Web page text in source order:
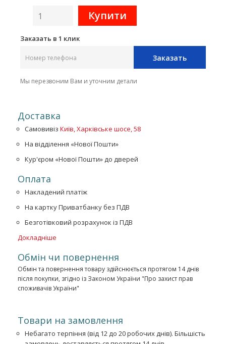
Заказать в 1 клик
Заказать
Мы перезвоним Вам и уточним детали
Доставка
Самовивіз Київ, Харківське шосе, 58
На відділення «Нової Пошти»
Кур'єром «Нової Пошти» до дверей
Оплата
Накладений платіж
На картку Приватбанку без ПДВ
Безготівковий розрахунок із ПДВ
Докладніше
Обмін чи повернення
Обмін та повернення товару здійснюється протягом 14 днів
після покупки, згідно із Законом України "Про захист прав
споживачів України"
Товари на замовлення
Небагато терпіння (від 12 до 20 робочих днів). Більшість